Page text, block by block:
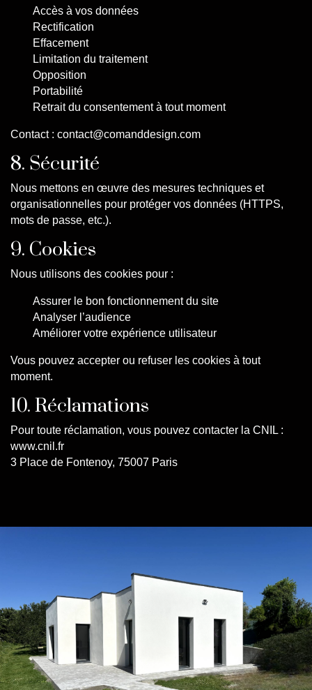
Accès à vos données
Rectification
Effacement
Limitation du traitement
Opposition
Portabilité
Retrait du consentement à tout moment
Contact : contact@comanddesign.com
8. Sécurité
Nous mettons en œuvre des mesures techniques et
organisationnelles pour protéger vos données (HTTPS,
mots de passe, etc.).
9. Cookies
Nous utilisons des cookies pour :
Assurer le bon fonctionnement du site
Analyser l’audience
Améliorer votre expérience utilisateur
Vous pouvez accepter ou refuser les cookies à tout
moment.
10. Réclamations
Pour toute réclamation, vous pouvez contacter la CNIL :
www.cnil.fr
3 Place de Fontenoy, 75007 Paris